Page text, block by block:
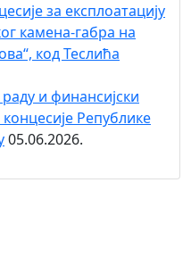
за експлоатацију
камена-габра на
код Теслића
и финансијски
Републике
05.06.2026.